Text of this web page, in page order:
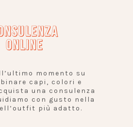
ONLINE
momento su
capi, colori e
una consulenza
con gusto nella
più adatto.